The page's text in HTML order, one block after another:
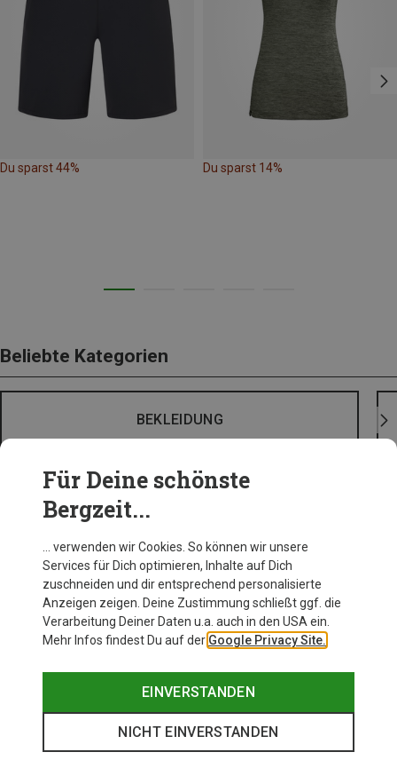
Du sparst 44% Du sparst 14%
Beliebte Kategorien
BEKLEIDUNG
Für Deine schönste
Bergzeit...
… verwenden wir Cookies. So können wir unsere
Services für Dich optimieren, Inhalte auf Dich
zuschneiden und dir entsprechend personalisierte
Anzeigen zeigen. Deine Zustimmung schließt ggf. die
Verarbeitung Deiner Daten u.a. auch in den USA ein.
Mehr Infos findest Du auf der Google Privacy Site.
EINVERSTANDEN
NICHT EINVERSTANDEN